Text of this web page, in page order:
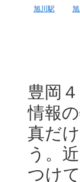
旭川駅
豊岡
情報
真だ
う。
つけ